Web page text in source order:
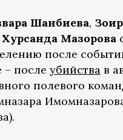
Шанбиева,
Хурсанда Мазорова
после
– после убийства в
полевого